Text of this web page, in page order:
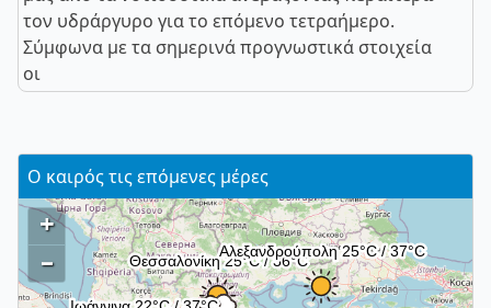
τον υδράργυρο για το επόμενο τετραήμερο.
Σύμφωνα με τα σημερινά προγνωστικά στοιχεία
οι
Ο καιρός τις επόμενες μέρες
+
–